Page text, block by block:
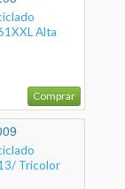
Alta
Comprar
Tricolor